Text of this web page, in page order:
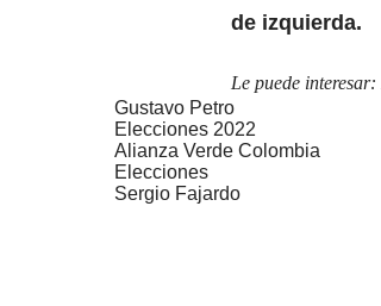
de izquierda.
Le puede interesar:
Gustavo Petro
Elecciones 2022
Alianza Verde Colombia
Elecciones
Sergio Fajardo